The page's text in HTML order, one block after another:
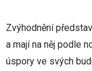
Zvýhodnění
a mají na něj podle
úspory ve svých